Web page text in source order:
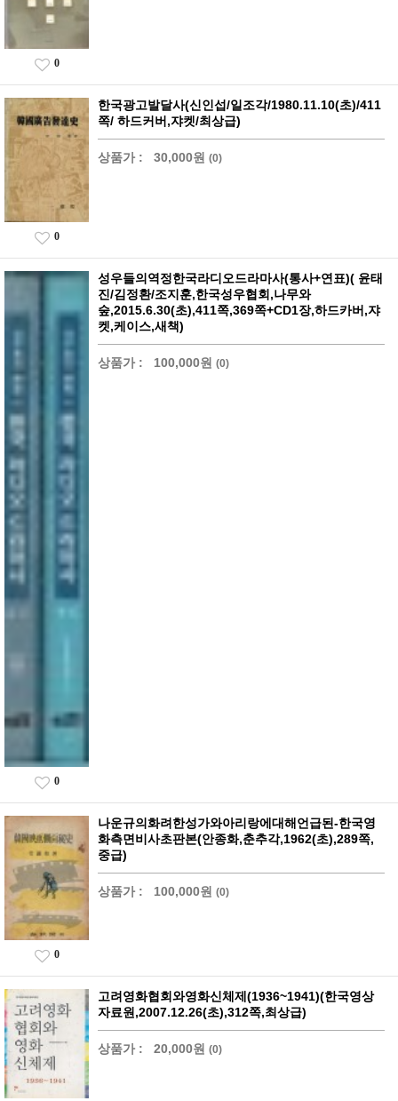
0
한국광고발달사(신인섭/일조각/1980.11.10(초)/411
쪽/ 하드커버,쟈켓/최상급)
상품가 : 30,000원 (0)
0
성우들의역정한국라디오드라마사(통사+연표)( 윤태
진/김정환/조지훈,한국성우협회,나무와
숲,2015.6.30(초),411쪽,369쪽+CD1장,하드카버,쟈
켓,케이스,새책)
상품가 : 100,000원 (0)
0
나운규의화려한성가와아리랑에대해언급된-한국영
화측면비사초판본(안종화,춘추각,1962(초),289쪽,
중급)
상품가 : 100,000원 (0)
0
고려영화협회와영화신체제(1936~1941)(한국영상
자료원,2007.12.26(초),312쪽,최상급)
상품가 : 20,000원 (0)